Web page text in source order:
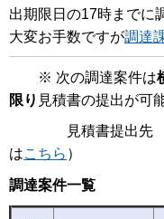
出期限日の17時までに
大変お手数ですが調達
※ 次の調達案件は
限り 見積書の提出が可
見積書提出先 ：
はこちら ）
調達案件一覧